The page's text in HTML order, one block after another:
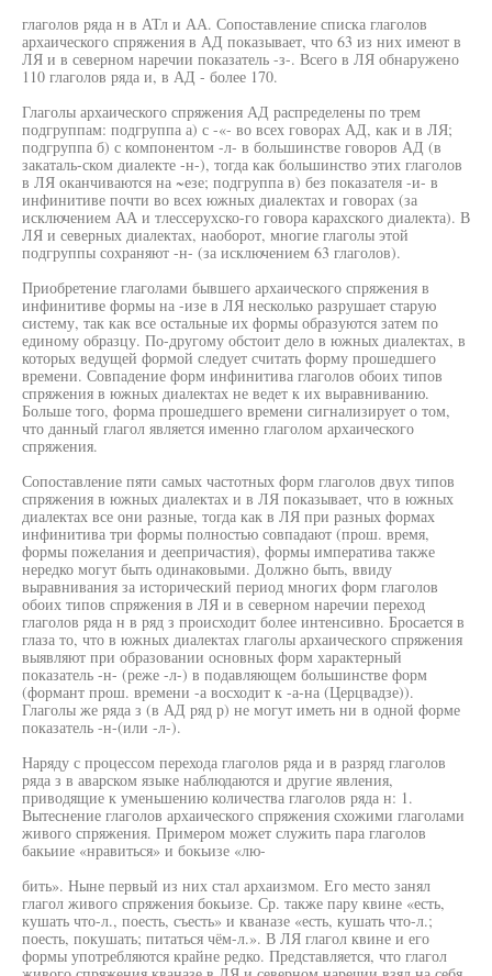
глаголов ряда н в АТл и АА. Сопоставление списка глаголов
архаического спряжения в АД показывает, что 63 из них имеют в
ЛЯ и в северном наречии показатель -з-. Всего в ЛЯ обнаружено
110 глаголов ряда и, в АД - более 170.
Глаголы архаического спряжения АД распределены по трем
подгруппам: подгруппа а) с -«- во всех говорах АД, как и в ЛЯ;
подгруппа б) с компонентом -л- в большинстве говоров АД (в
закаталь-ском диалекте -н-), тогда как большинство этих глаголов
в ЛЯ оканчиваются на ~езе; подгруппа в) без показателя -и- в
инфинитиве почти во всех южных диалектах и говорах (за
исключением АА и тлессерухско-го говора карахского диалекта). В
ЛЯ и северных диалектах, наоборот, многие глаголы этой
подгруппы сохраняют -н- (за исключением 63 глаголов).
Приобретение глаголами бывшего архаического спряжения в
инфинитиве формы на -изе в ЛЯ несколько разрушает старую
систему, так как все остальные их формы образуются затем по
единому образцу. По-другому обстоит дело в южных диалектах, в
которых ведущей формой следует считать форму прошедшего
времени. Совпадение форм инфинитива глаголов обоих типов
спряжения в южных диалектах не ведет к их выравниванию.
Больше того, форма прошедшего времени сигнализирует о том,
что данный глагол является именно глаголом архаического
спряжения.
Сопоставление пяти самых частотных форм глаголов двух типов
спряжения в южных диалектах и в ЛЯ показывает, что в южных
диалектах все они разные, тогда как в ЛЯ при разных формах
инфинитива три формы полностью совпадают (прош. время,
формы пожелания и деепричастия), формы императива также
нередко могут быть одинаковыми. Должно быть, ввиду
выравнивания за исторический период многих форм глаголов
обоих типов спряжения в ЛЯ и в северном наречии переход
глаголов ряда н в ряд з происходит более интенсивно. Бросается в
глаза то, что в южных диалектах глаголы архаического спряжения
выявляют при образовании основных форм характерный
показатель -н- (реже -л-) в подавляющем большинстве форм
(формант прош. времени -а восходит к -а-на (Церцвадзе)).
Глаголы же ряда з (в АД ряд р) не могут иметь ни в одной форме
показатель -н-(или -л-).
Наряду с процессом перехода глаголов ряда и в разряд глаголов
ряда з в аварском языке наблюдаются и другие явления,
приводящие к уменьшению количества глаголов ряда н: 1.
Вытеснение глаголов архаического спряжения схожими глаголами
живого спряжения. Примером может служить пара глаголов
бакьиие «нравиться» и бокьизе «лю-
бить». Ныне первый из них стал архаизмом. Его место занял
глагол живого спряжения бокьизе. Ср. также пару квине «есть,
кушать что-л., поесть, съесть» и кваназе «есть, кушать что-л.;
поесть, покушать; питаться чём-л.». В ЛЯ глагол квине и его
формы употребляются крайне редко. Представляется, что глагол